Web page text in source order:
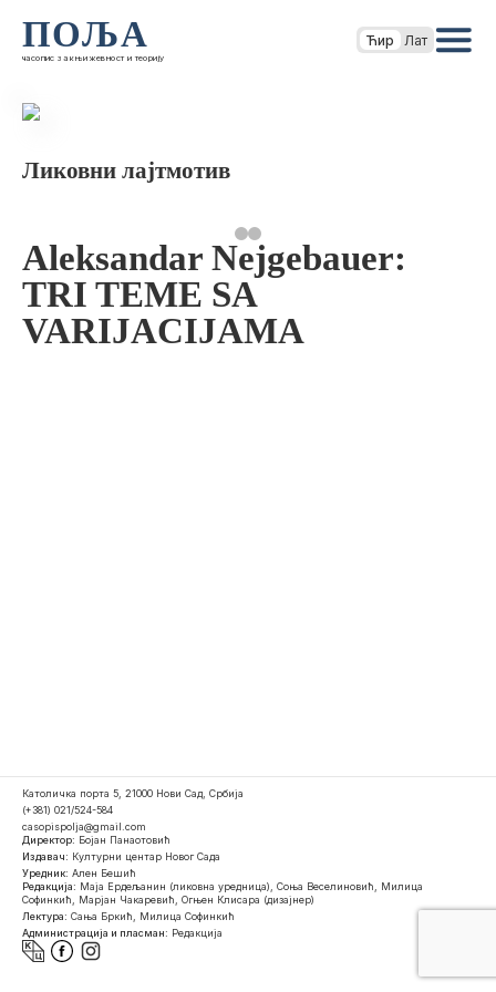
ПОЉА
часопис за књижевност и теорију
Ћир Лат
Ликовни лајтмотив
Aleksandar Nejgebauer:
TRI TEME SA
VARIJACIJAMA
Католичка порта 5, 21000 Нови Сад, Србија
(+381) 021/524-584
casopispolja@gmail.com
Директор: Бојан Панаотовић
Издавач: Културни центар Новог Сада
Уредник: Ален Бешић
Редакција: Маја Ердељанин (ликовна уредница), Соња Веселиновић, Милица
Софинкић, Марјан Чакаревић, Огњен Клисара (дизајнер)
Лектура: Сања Бркић, Милица Софинкић
Администрација и пласман: Редакција